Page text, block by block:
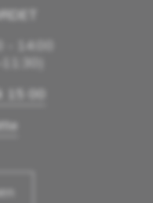
14:00
15 00